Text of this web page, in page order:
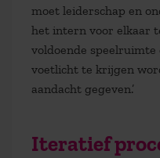
moet leiderschap en
het intern voor elkaar
voldoende
voetlicht te krijgen
aandacht gegeven.’
Iteratief